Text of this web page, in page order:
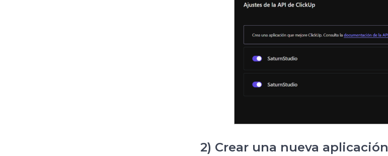
2) Crear una nueva aplicación